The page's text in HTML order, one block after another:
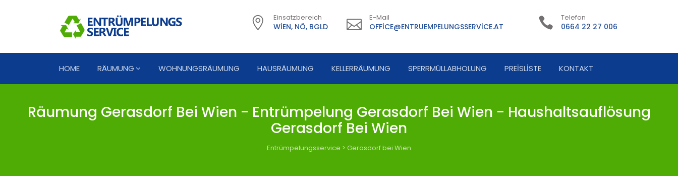
Einsatzbereich
WIEN, NÖ, BGLD
E-Mail
OFFICE@ENTRUEMPELUNGSSERVICE.AT
Telefon
0664 22 27 006
HOME RÄUMUNG WOHNUNGSRÄUMUNG HAUSRÄUMUNG KELLERRÄUMUNG SPERRMÜLLABHOLUNG PREISLISTE KONTAKT
Räumung Gerasdorf Bei Wien - Entrümpelung Gerasdorf Bei Wien - Haushaltsauflösung
Gerasdorf Bei Wien
Entrümpelungsservice > Gerasdorf bei Wien